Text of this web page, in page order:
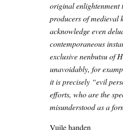
original enlightenment
producers of medieval
acknowledge even
contemporaneous
exclusive nenbutsu of
unavoidably, for
it is precisely “evil
efforts, who are the
misunderstood as a
Vuile handen